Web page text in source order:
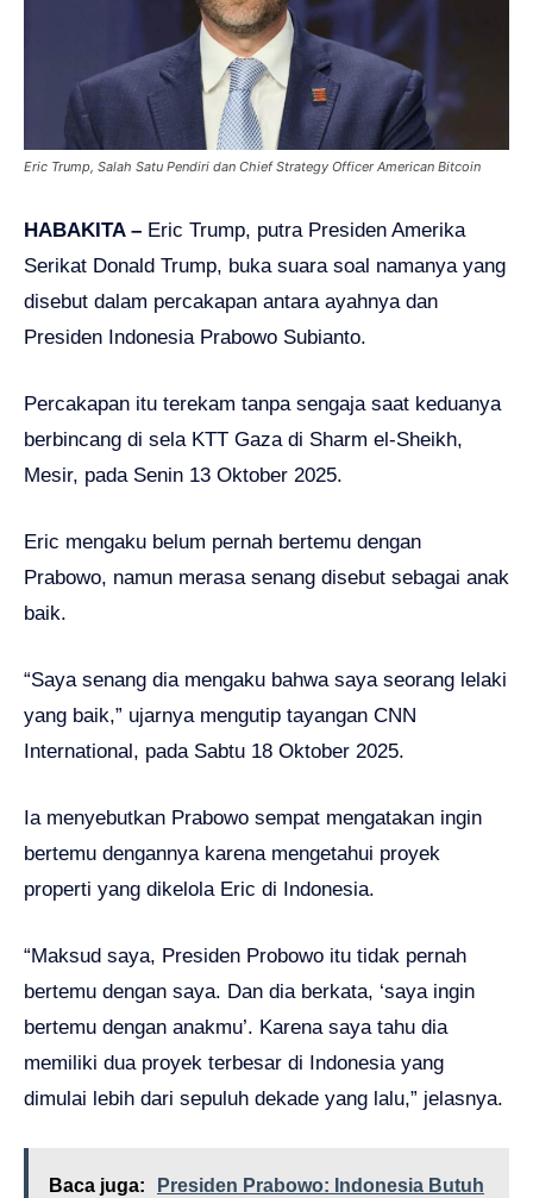
Eric Trump, Salah Satu Pendiri dan Chief Strategy Officer American Bitcoin
HABAKITA – Eric Trump, putra Presiden Amerika
Serikat Donald Trump, buka suara soal namanya yang
disebut dalam percakapan antara ayahnya dan
Presiden Indonesia Prabowo Subianto.
Percakapan itu terekam tanpa sengaja saat keduanya
berbincang di sela KTT Gaza di Sharm el-Sheikh,
Mesir, pada Senin 13 Oktober 2025.
Eric mengaku belum pernah bertemu dengan
Prabowo, namun merasa senang disebut sebagai anak
baik.
“Saya senang dia mengaku bahwa saya seorang lelaki
yang baik,” ujarnya mengutip tayangan CNN
International, pada Sabtu 18 Oktober 2025.
Ia menyebutkan Prabowo sempat mengatakan ingin
bertemu dengannya karena mengetahui proyek
properti yang dikelola Eric di Indonesia.
“Maksud saya, Presiden Probowo itu tidak pernah
bertemu dengan saya. Dan dia berkata, ‘saya ingin
bertemu dengan anakmu’. Karena saya tahu dia
memiliki dua proyek terbesar di Indonesia yang
dimulai lebih dari sepuluh dekade yang lalu,” jelasnya.
Baca juga:
Presiden Prabowo: Indonesia Butuh